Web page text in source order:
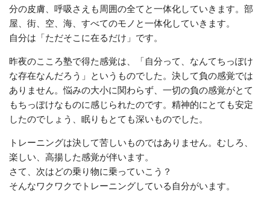
分の皮膚、呼吸さえも周囲の全てと一体化していきます。部
屋、街、空、海、すべてのモノと一体化していきます。
自分は「ただそこに在るだけ」です。
昨夜のこころ塾で得た感覚は、「自分って、なんてちっぽけ
な存在なんだろう」というものでした。決して負の感覚では
ありません。悩みの大小に関わらず、一切の負の感覚がとて
もちっぽけなものに感じられたのです。精神的にとても安定
したのでしょう、眠りもとても深いものでした。
トレーニングは決して苦しいものではありません。むしろ、
楽しい、高揚した感覚が伴います。
さて、次はどの乗り物に乗っていこう？
そんなワクワクでトレーニングしている自分がいます。